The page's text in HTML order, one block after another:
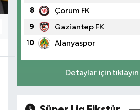
8 Çorum FK
9 Gaziantep FK
10 Alanyaspor
Detaylar için tıklayın